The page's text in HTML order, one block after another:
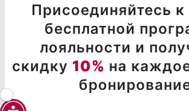
Присоединяйтесь
бесплатной
лояльности и
скидку 10% на